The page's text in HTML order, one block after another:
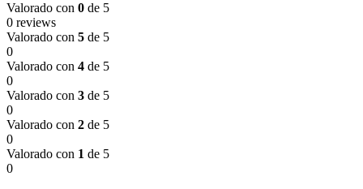
Valorado con 0 de 5
0 reviews
Valorado con 5 de 5
0
Valorado con 4 de 5
0
Valorado con 3 de 5
0
Valorado con 2 de 5
0
Valorado con 1 de 5
0